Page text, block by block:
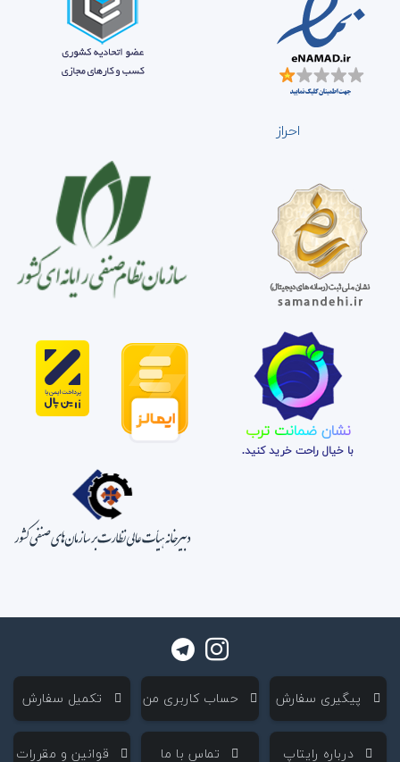
احراز
نشان ضمانت ترب
با خیال راحت خرید کنید.
‌ پیگیری سفارش ‌ حساب کاربری من ‌ تکمیل سفارش
‌ درباره رایتاپ ‌ تماس با ما ‌ قوانین و مقررات